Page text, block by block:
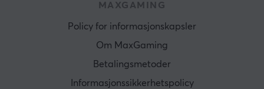
MAXGAMING
Policy for informasjonskapsler
Om MaxGaming
Betalingsmetoder
Informasjonssikkerhetspolicy